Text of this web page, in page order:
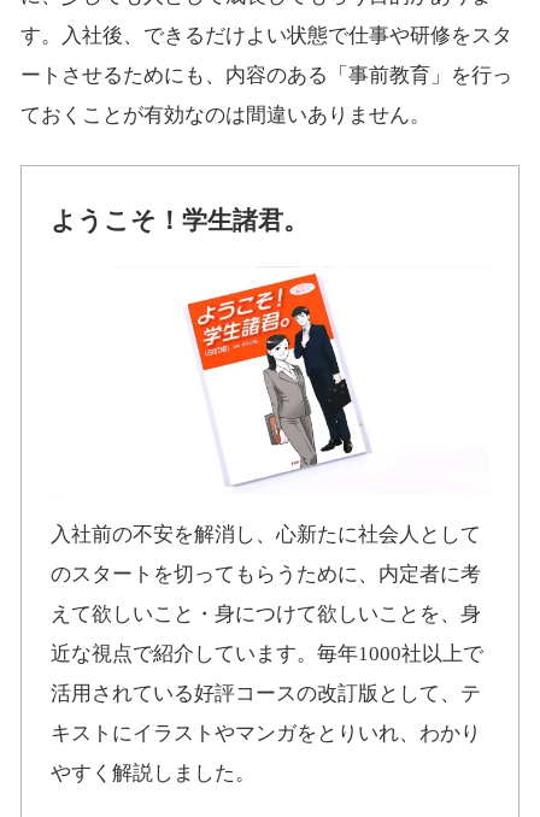
す。入社後、できるだけよい状態で仕事や研修をスタ
ートさせるためにも、内容のある「事前教育」を行っ
ておくことが有効なのは間違いありません。
ようこそ！学生諸君。
入社前の不安を解消し、心新たに社会人として
のスタートを切ってもらうために、内定者に考
えて欲しいこと・身につけて欲しいことを、身
近な視点で紹介しています。毎年1000社以上で
活用されている好評コースの改訂版として、テ
キストにイラストやマンガをとりいれ、わかり
やすく解説しました。